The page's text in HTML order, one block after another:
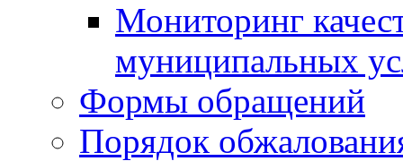
Мониторинг
муниципальных
Формы обращений
Порядок